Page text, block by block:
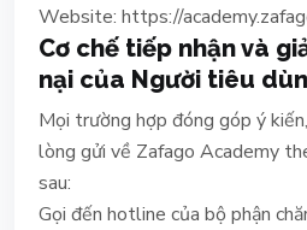
Website: https://
Cơ chế tiếp nhận và
nại của Người tiêu
Mọi trường hợp đóng góp ý
lòng gửi về Zafago Academy
sau:
Gọi đến hotline của bộ phận